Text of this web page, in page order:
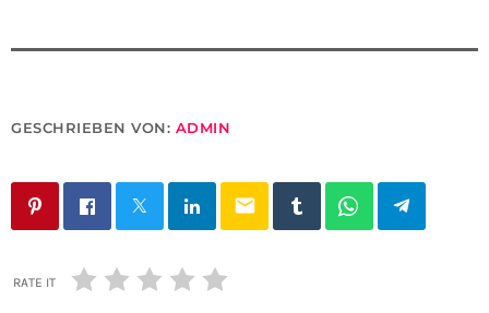
GESCHRIEBEN VON: ADMIN
email
RATE IT